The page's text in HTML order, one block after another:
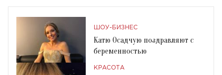
ШОУ-БИЗНЕС
Катю Осадчую поздравляют с
беременностью
КРАСОТА